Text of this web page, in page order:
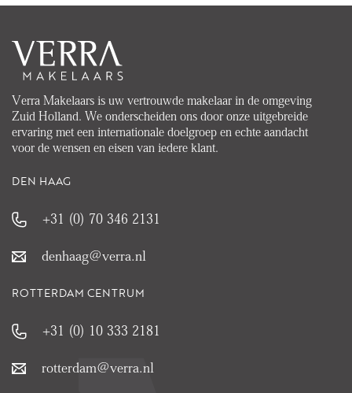
Verra Makelaars is uw vertrouwde makelaar in de omgeving
Zuid Holland. We onderscheiden ons door onze uitgebreide
ervaring met een internationale doelgroep en echte aandacht
voor de wensen en eisen van iedere klant.
DEN HAAG
+31 (0) 70 346 2131
denhaag@verra.nl
ROTTERDAM CENTRUM
+31 (0) 10 333 2181
rotterdam@verra.nl